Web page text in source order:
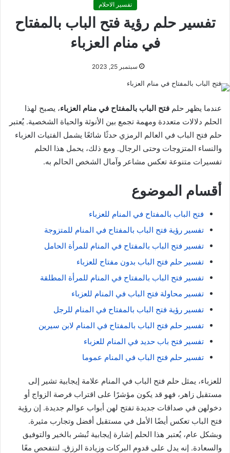
تفسير الاحلام
تفسير حلم رؤية فتح الباب بالمفتاح
في منام العزباء
سبتمبر 25, 2023
عندما يظهر حلم فتح الباب بالمفتاح في منام العزباء، يصبح لهذا
الحلم دلالات متعددة ومهمة تجمع بين الأنوثة والحياة الشخصية. يُعتبر
حلم فتح الباب في العالم الرمزي حدثًا شائعًا يشمل الفتيات العزباء
والنساء المتزوجات وحتى الرجال. ومع ذلك، يحمل هذا الحلم
تفسيرات متنوعة تعكس مشاعر وآمال الشخص الحالم به.
أقسام الموضوع
فتح الباب بالمفتاح في المنام للعزباء
تفسير رؤية فتح الباب بالمفتاح في المنام للمتزوجة
تفسير فتح الباب بالمفتاح في المنام للمرأة الحامل
تفسير حلم فتح الباب بدون مفتاح للعزباء
تفسير فتح الباب بالمفتاح في المنام للمرأة المطلقة
تفسير محاولة فتح الباب في المنام للعزباء
تفسير رؤية فتح الباب بالمفتاح في المنام للرجل
تفسير حلم فتح الباب بالمفتاح في المنام لابن سيرين
تفسير فتح باب حديد في المنام للعزباء
تفسير حلم فتح الباب في المنام عموما
للعزباء، يمثل حلم فتح الباب في المنام علامة إيجابية تشير إلى
مستقبل زاهر، فهو قد يكون مؤشرًا على اقتراب فرصة الزواج أو
دخولهن في صداقات جديدة تفتح لهن أبواب عوالم جديدة. إن رؤية
فتح الباب تعكس أيضًا الأمل في مستقبل أفضل وتجارب مثيرة.
وبشكل عام، يُعتبر هذا الحلم إشارة إيجابية تُبشر بالخير والتوفيق
والسعادة. إنه يدل على قدوم البركات وزيادة الرزق. لنتفحص معًا